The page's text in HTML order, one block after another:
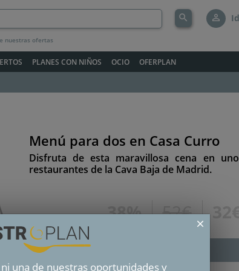
nuestras ofertas
search person_outline
PLANES CON NIÑOS OCIO OFERPLAN
Siguiente
Menú para dos en Casa Curro
Disfruta de esta maravillosa cena en
restaurantes de la Cava Baja de Madrid.
38% 52€ 32€
close
una de nuestras oportunidades y